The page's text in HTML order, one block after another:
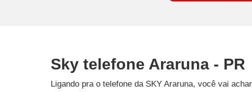
Sky telefone Araruna - PR
Ligando pra o telefone da SKY Araruna, você vai